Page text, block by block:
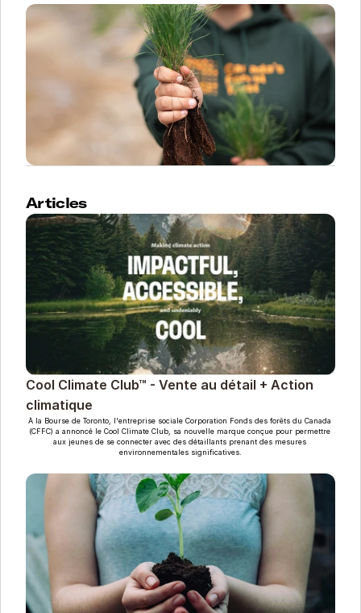
Articles
Cool Climate Club™ - Vente au détail + Action
climatique
À la Bourse de Toronto, l'entreprise sociale Corporation Fonds des forêts du Canada
(CFFC) a annoncé le Cool Climate Club, sa nouvelle marque conçue pour permettre
aux jeunes de se connecter avec des détaillants prenant des mesures
environnementales significatives.